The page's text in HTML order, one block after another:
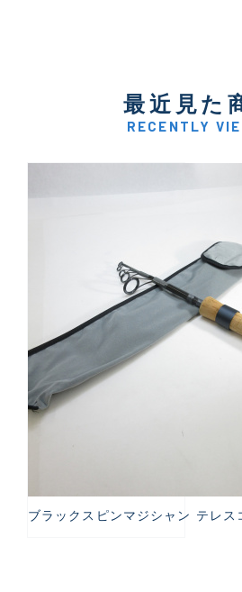
最近見た
RECENTLY
ブラックスピンマジシャン テレ